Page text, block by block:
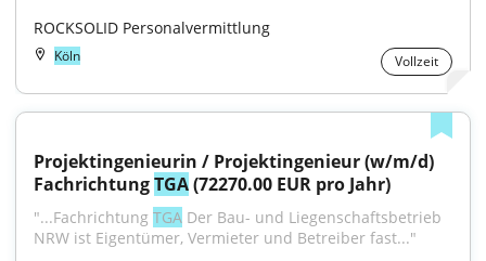
ROCKSOLID Personalvermittlung
Köln Vollzeit
Projektingenieurin / Projektingenieur (w/m/d)
Fachrichtung TGA (72270.00 EUR pro Jahr)
"...Fachrichtung TGA Der Bau- und Liegenschaftsbetrieb
NRW ist Eigentümer, Vermieter und Betreiber fast..."